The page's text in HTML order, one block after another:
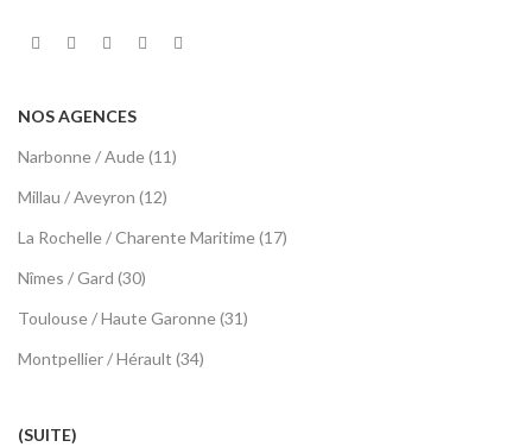
NOS AGENCES
Narbonne / Aude (11)
Millau / Aveyron (12)
La Rochelle / Charente Maritime (17)
Nîmes / Gard (30)
Toulouse / Haute Garonne (31)
Montpellier / Hérault (34)
(SUITE)